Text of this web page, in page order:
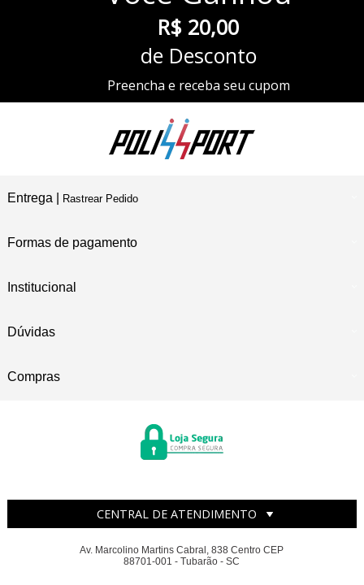
R$ 20,00
de Desconto
Preencha e receba seu cupom
Entrega | Rastrear Pedido
Formas de pagamento
Institucional
Dúvidas
Compras
CENTRAL DE ATENDIMENTO
Av. Marcolino Martins Cabral, 838 Centro CEP
88701-001 - Tubarão - SC